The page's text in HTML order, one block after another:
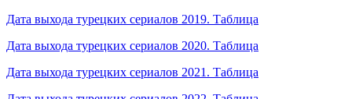
Дата выхода турецких сериалов 2019. Таблица
Дата выхода турецких сериалов 2020. Таблица
Дата выхода турецких сериалов 2021. Таблица